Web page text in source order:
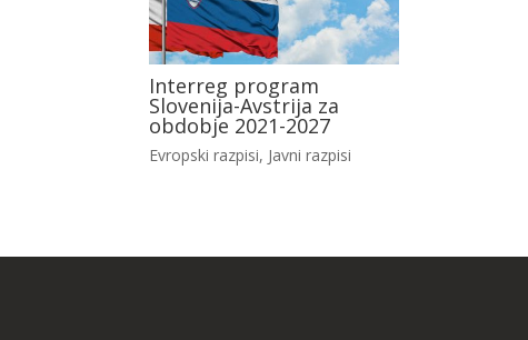
Interreg program
Slovenija-Avstrija za
obdobje 2021-2027
Evropski razpisi, Javni razpisi